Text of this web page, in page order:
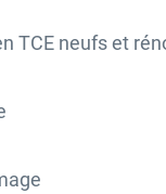
TCE neufs et